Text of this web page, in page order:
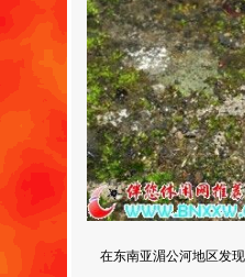
在东南亚湄公河地区发现